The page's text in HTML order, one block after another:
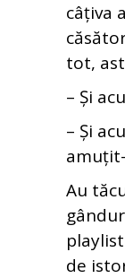
câțiva
tot,
– Și
– Și
Au
de